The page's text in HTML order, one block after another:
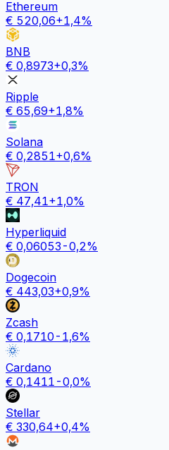
Ethereum
€ 520,06+1,4%
BNB
€ 0,8973+0,3%
Ripple
€ 65,69+1,8%
Solana
€ 0,2851+0,6%
TRON
€ 47,41+1,0%
Hyperliquid
€ 0,06053 -0,2%
Dogecoin
€ 443,03+0,9%
Zcash
€ 0,1710 -1,6%
Cardano
€ 0,1411 -0,0%
Stellar
€ 330,64+0,4%